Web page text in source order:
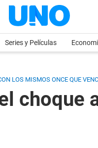
Series y Películas
LOS MISMOS ONCE QUE
choque